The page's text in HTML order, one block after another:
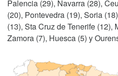
Palencia (29), Navarra (28),
(20), Pontevedra (19), Soria
(13), Sta Cruz de Tenerife (12),
Zamora (7), Huesca (5) y